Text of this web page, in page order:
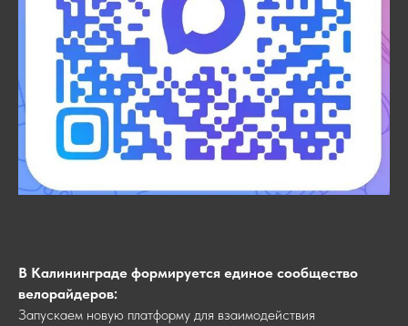
В Калининграде формируется единое сообщество
велорайдеров:
Запускаем новую платформу для взаимодействия